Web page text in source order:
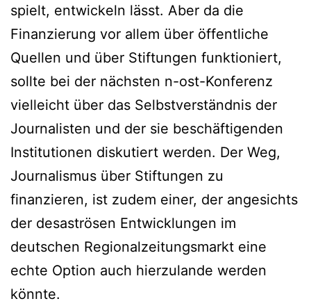
spielt, entwickeln lässt. Aber da die
Finanzierung vor allem über öffentliche
Quellen und über Stiftungen funktioniert,
sollte bei der nächsten n-ost-Konferenz
vielleicht über das Selbstverständnis der
Journalisten und der sie beschäftigenden
Institutionen diskutiert werden. Der Weg,
Journalismus über Stiftungen zu
finanzieren, ist zudem einer, der angesichts
der desaströsen Entwicklungen im
deutschen Regionalzeitungsmarkt eine
echte Option auch hierzulande werden
könnte.